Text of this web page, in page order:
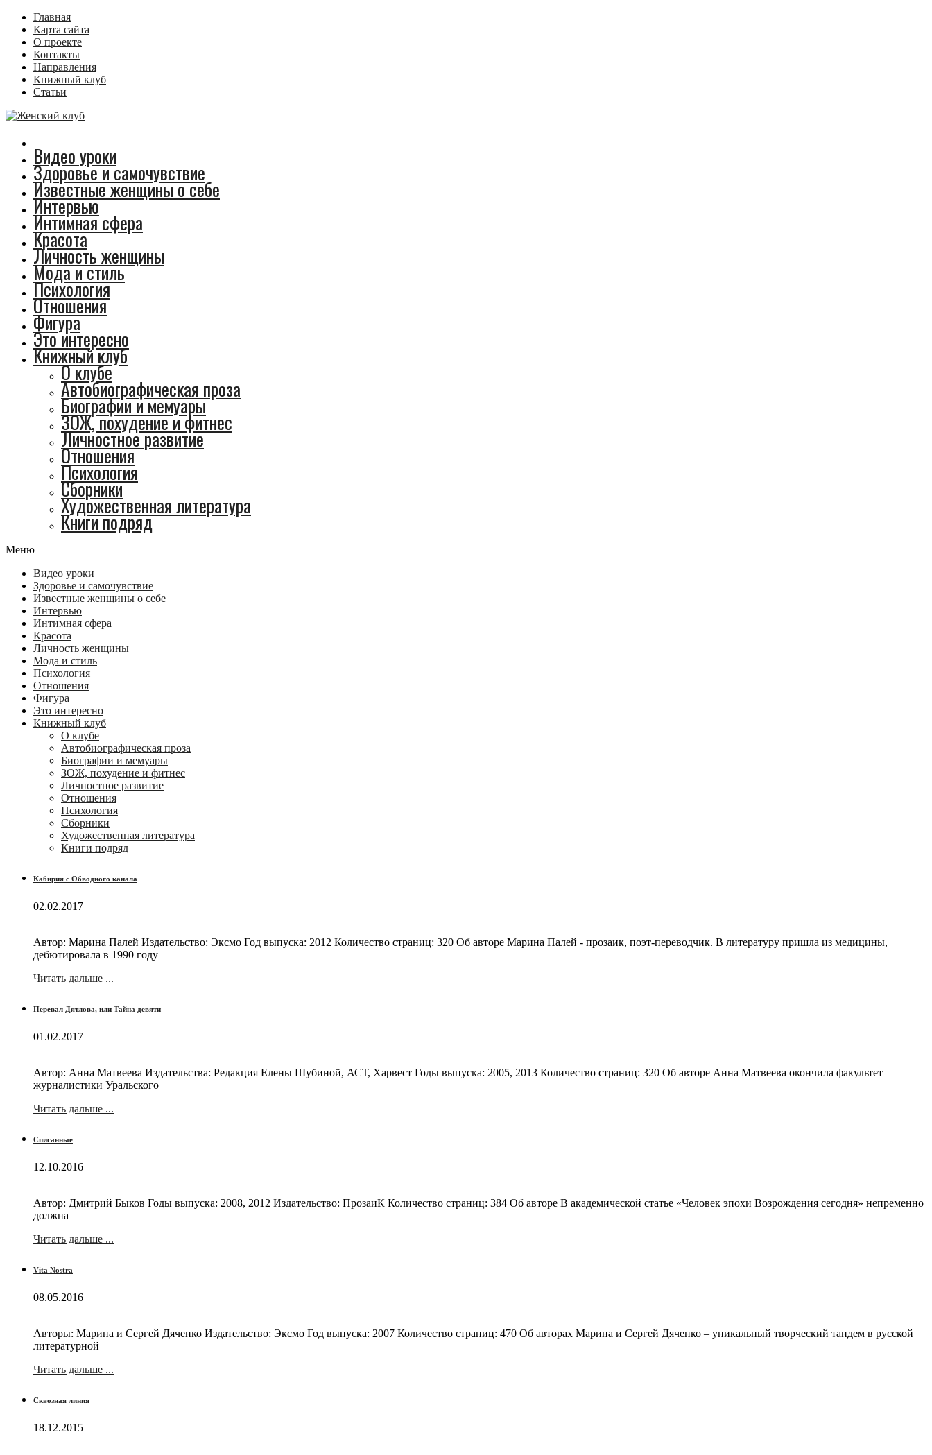
Главная
Карта сайта
О проекте
Контакты
Направления
Книжный клуб
Статьи
Видео уроки
Здоровье и самочувствие
Известные женщины о себе
Интервью
Интимная сфера
Красота
Личность женщины
Мода и стиль
Психология
Отношения
Фигура
Это интересно
Книжный клуб
О клубе
Автобиографическая проза
Биографии и мемуары
ЗОЖ, похудение и фитнес
Личностное развитие
Отношения
Психология
Сборники
Художественная литература
Книги подряд
Меню
Видео уроки
Здоровье и самочувствие
Известные женщины о себе
Интервью
Интимная сфера
Красота
Личность женщины
Мода и стиль
Психология
Отношения
Фигура
Это интересно
Книжный клуб
О клубе
Автобиографическая проза
Биографии и мемуары
ЗОЖ, похудение и фитнес
Личностное развитие
Отношения
Психология
Сборники
Художественная литература
Книги подряд
Кабирия с Обводного канала
02.02.2017
Автор: Марина Палей Издательство: Эксмо Год выпуска: 2012 Количество страниц: 320 Об авторе Марина Палей - прозаик, поэт-переводчик. В литературу пришла из медицины,
дебютировала в 1990 году
Читать дальше ...
Перевал Дятлова, или Тайна девяти
01.02.2017
Автор: Анна Матвеева Издательства: Редакция Елены Шубиной, АСТ, Харвест Годы выпуска: 2005, 2013 Количество страниц: 320 Об авторе Анна Матвеева окончила факультет
журналистики Уральского
Читать дальше ...
Списанные
12.10.2016
Автор: Дмитрий Быков Годы выпуска: 2008, 2012 Издательство: ПрозаиК Количество страниц: 384 Об авторе В академической статье «Человек эпохи Возрождения сегодня» непременно
должна
Читать дальше ...
Vita Nostra
08.05.2016
Авторы: Марина и Сергей Дяченко Издательство: Эксмо Год выпуска: 2007 Количество страниц: 470 Об авторах Марина и Сергей Дяченко – уникальный творческий тандем в русской
литературной
Читать дальше ...
Сквозная линия
18.12.2015